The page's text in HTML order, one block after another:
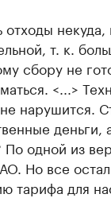
отходы
т. к.
сбору не
<...>
нарушится.
деньги,
По одной из
Но все
тарифа для